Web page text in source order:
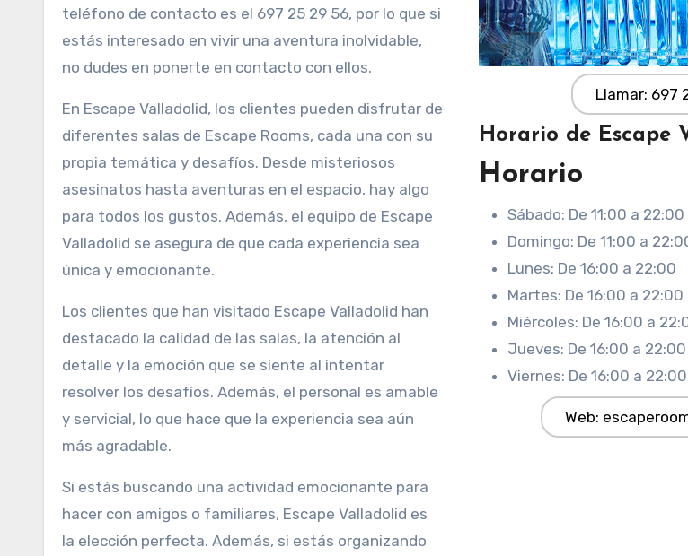
teléfono de contacto es el 697 25 29 56, por lo que si
estás interesado en vivir una aventura inolvidable,
no dudes en ponerte en contacto con ellos.
En Escape Valladolid, los clientes pueden disfrutar de
diferentes salas de Escape Rooms, cada una con su
propia temática y desafíos. Desde misteriosos
asesinatos hasta aventuras en el espacio, hay algo
para todos los gustos. Además, el equipo de Escape
Valladolid se asegura de que cada experiencia sea
única y emocionante.
Los clientes que han visitado Escape Valladolid han
destacado la calidad de las salas, la atención al
detalle y la emoción que se siente al intentar
resolver los desafíos. Además, el personal es amable
y servicial, lo que hace que la experiencia sea aún
más agradable.
Si estás buscando una actividad emocionante para
hacer con amigos o familiares, Escape Valladolid es
la elección perfecta. Además, si estás organizando
Llamar: 697
Horario de Escape
Horario
Sábado: De 11:00 a 22:00
Domingo: De 11:00 a
Lunes: De 16:00 a 22:00
Martes: De 16:00 a 22:00
Miércoles: De 16:00 a
Jueves: De 16:00 a 22:00
Viernes: De 16:00 a 22:00
Web: